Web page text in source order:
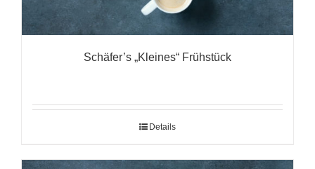
Schäfer’s „Kleines“ Frühstück
Details